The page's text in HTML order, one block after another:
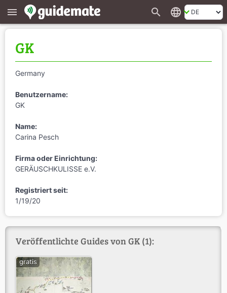
menu search language
GK
Germany
Benutzername:
GK
Name:
Carina Pesch
Firma oder Einrichtung:
GERÄUSCHKULISSE e.V.
Registriert seit:
1/19/20
Veröffentlichte Guides von GK (1):
gratis